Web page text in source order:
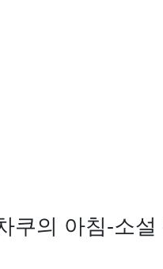
의 아침-소설